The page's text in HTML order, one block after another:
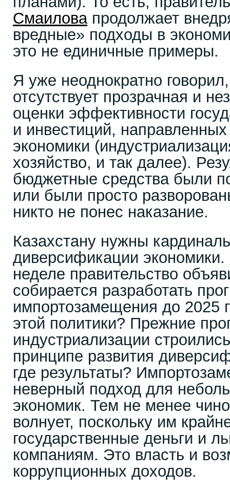
Смаиловапродолжает
вредные» подходы в
это не единичные примеры.
Я уже неоднократно
отсутствует прозрачная и
оценки эффективности
и инвестиций,
экономики
хозяйство, и так далее).
бюджетные средства были
или были просто
никто не понес наказание.
Казахстану нужны
диверсификации
неделе правительство
собирается разработать
импортозамещения до 2025
этой политики? Прежние
индустриализации
принципе развития
где результаты?
неверный подход для
экономик. Тем не менее
волнует, поскольку им
государственные деньги и
компаниям. Это власть и
коррупционных доходов.